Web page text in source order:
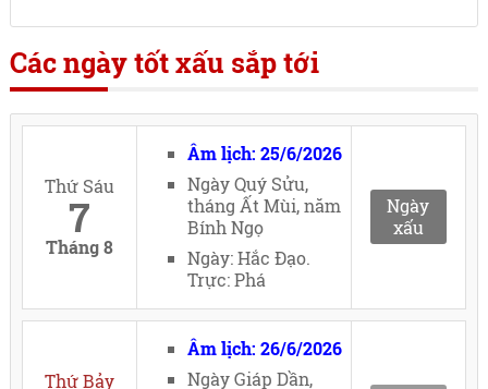
Các ngày tốt xấu sắp tới
Thứ Sáu
7
Tháng 8
Âm lịch: 25/6/2026
Ngày Quý Sửu,
tháng Ất Mùi, năm
Bính Ngọ
Ngày: Hắc Đạo.
Trực: Phá
Ngày
xấu
Thứ Bảy
Âm lịch: 26/6/2026
Ngày Giáp Dần,